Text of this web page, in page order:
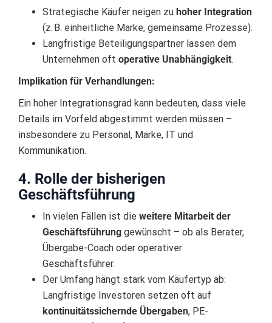
Strategische Käufer neigen zu hoher Integration
(z. B. einheitliche Marke, gemeinsame Prozesse).
Langfristige Beteiligungspartner lassen dem
Unternehmen oft operative Unabhängigkeit.
Implikation für Verhandlungen:
Ein hoher Integrationsgrad kann bedeuten, dass viele
Details im Vorfeld abgestimmt werden müssen –
insbesondere zu Personal, Marke, IT und
Kommunikation.
4. Rolle der bisherigen
Geschäftsführung
In vielen Fällen ist die weitere Mitarbeit der
Geschäftsführung gewünscht – ob als Berater,
Übergabe-Coach oder operativer
Geschäftsführer.
Der Umfang hängt stark vom Käufertyp ab:
Langfristige Investoren setzen oft auf
kontinuitätssichernde Übergaben, PE-